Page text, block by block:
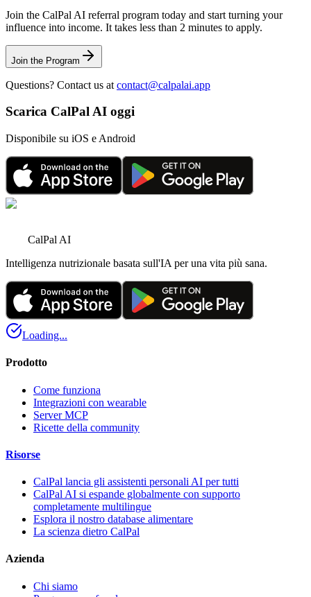
Join the CalPal AI referral program today and start turning your
influence into income. It takes less than 2 minutes to apply.
Join the Program
Questions? Contact us at contact@calpalai.app
Scarica CalPal AI oggi
Disponibile su iOS e Android
CalPal AI
Intelligenza nutrizionale basata sull'IA per una vita più sana.
Loading...
Prodotto
Come funziona
Integrazioni con wearable
Server MCP
Ricette della community
Risorse
CalPal lancia gli assistenti personali AI per tutti
CalPal AI si espande globalmente con supporto
completamente multilingue
Esplora il nostro database alimentare
La scienza dietro CalPal
Azienda
Chi siamo